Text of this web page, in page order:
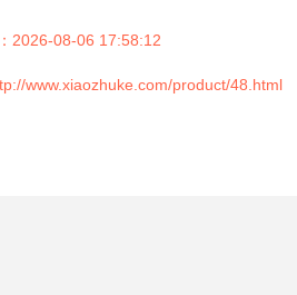
2026-08-06 17:58:12
www.xiaozhuke.com/product/48.html